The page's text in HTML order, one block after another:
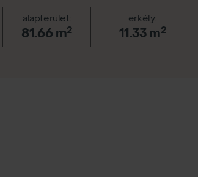
alapterület:
81.66 m2
erkély:
11.33 m2